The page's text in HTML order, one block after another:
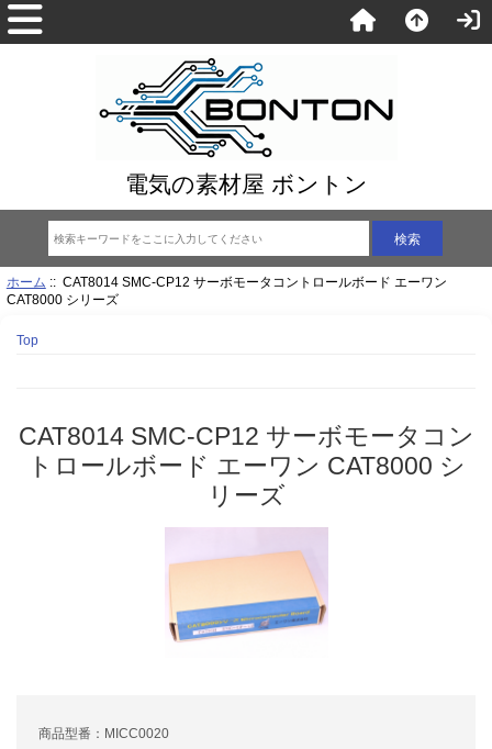
電気の素材屋 ボントン
ホーム :: CAT8014 SMC-CP12 サーボモータコントロールボード エーワン
CAT8000 シリーズ
Top
CAT8014 SMC-CP12 サーボモータコン
トロールボード エーワン CAT8000 シ
リーズ
商品型番：MICC0020